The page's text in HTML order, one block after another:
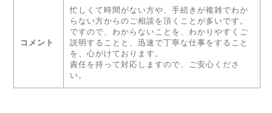
コメント
忙しくて時間がない方や、手続きが複雑でわか
らない方からのご相談を頂くことが多いです。
ですので、わからないことを、わかりやすくご
説明することと、迅速で丁寧な仕事をすること
を、心がけております。
責任を持って対応しますので、ご安心くださ
い。